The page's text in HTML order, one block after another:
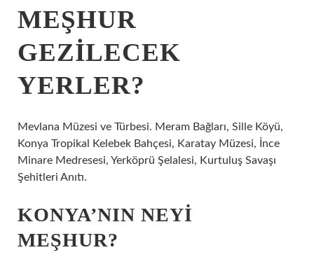
MEŞHUR
GEZILECEK
YERLER?
Mevlana Müzesi ve Türbesi. Meram Bağları, Sille Köyü,
Konya Tropikal Kelebek Bahçesi, Karatay Müzesi, İnce
Minare Medresesi, Yerköprü Şelalesi, Kurtuluş Savaşı
Şehitleri Anıtı.
KONYA’NIN NEYI
MEŞHUR?